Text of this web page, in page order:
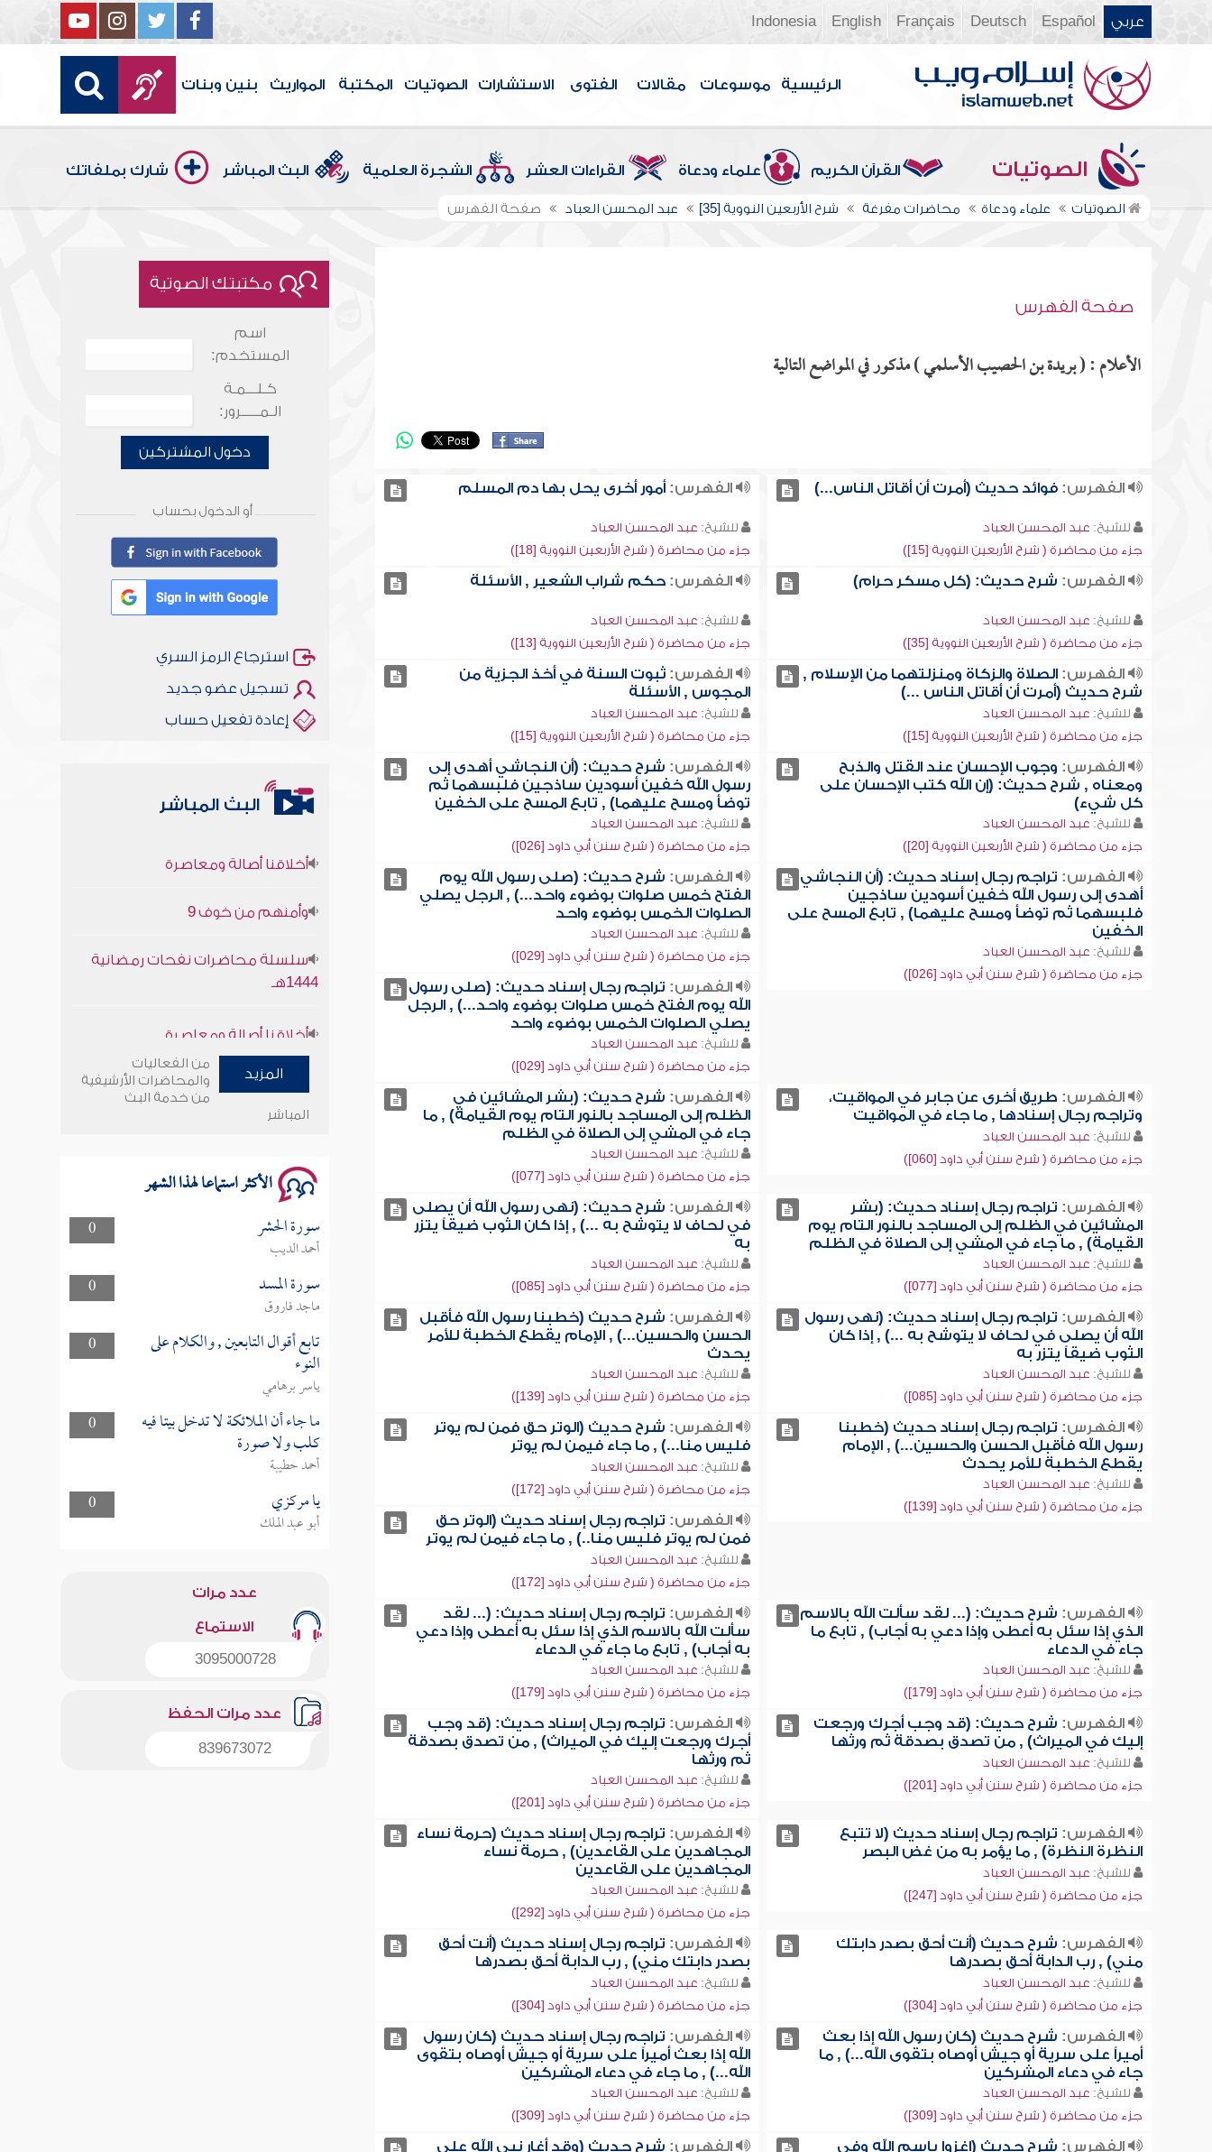
عربي Español
Deutsch
Français
English
Indonesia
الرئيسية موسوعات مقالات الفتوى الاستشارات الصوتيات المكتبة المواريث بنين وبنات
الصوتيات القرآن الكريم علماء ودعاة القراءات العشر الشجرة العلمية البث المباشر شارك بملفاتك
الصوتيات علماء ودعاة محاضرات مفرغة شرح الأربعين النووية [35] عبد المحسن العباد صفحة الفهرس
صفحة الفهرس
الأعلام : ( بريدة بن الحصيب الأسلمي ) مذكور في المواضع التالية
الفهرس:فوائد حديث (أمرت أن أقاتل الناس...)
للشيخ: عبد المحسن العباد
جزء من محاضرة ( شرح الأربعين النووية [15])
الفهرس: أمور أخرى يحل بها دم المسلم
للشيخ: عبد المحسن العباد
جزء من محاضرة ( شرح الأربعين النووية [18])
الفهرس: شرح حديث: (كل مسكر حرام)
للشيخ: عبد المحسن العباد
جزء من محاضرة ( شرح الأربعين النووية [35])
الفهرس: حكم شراب الشعير , الأسئلة
للشيخ: عبد المحسن العباد
جزء من محاضرة ( شرح الأربعين النووية [13])
الفهرس:الصلاة والزكاة ومنزلتهما من الإسلام ,
شرح حديث (أمرت أن أقاتل الناس ...)
للشيخ: عبد المحسن العباد
جزء من محاضرة ( شرح الأربعين النووية [15])
الفهرس: ثبوت السنة في أخذ الجزية من
المجوس , الأسئلة
للشيخ: عبد المحسن العباد
جزء من محاضرة ( شرح الأربعين النووية [15])
الفهرس: وجوب الإحسان عند القتل والذبح
ومعناه , شرح حديث: (إن الله كتب الإحسان على
كل شيء)
للشيخ: عبد المحسن العباد
جزء من محاضرة ( شرح الأربعين النووية [20])
الفهرس: شرح حديث: (أن النجاشي أهدى إلى
رسول الله خفين أسودين ساذجين فلبسهما ثم
توضأ ومسح عليهما) , تابع المسح على الخفين
للشيخ: عبد المحسن العباد
جزء من محاضرة ( شرح سنن أبي داود [026])
الفهرس: تراجم رجال إسناد حديث: (أن النجاشي
أهدى إلى رسول الله خفين أسودين ساذجين
فلبسهما ثم توضأ ومسح عليهما) , تابع المسح على
الخفين
للشيخ: عبد المحسن العباد
جزء من محاضرة ( شرح سنن أبي داود [026])
الفهرس: شرح حديث: (صلى رسول الله يوم
الفتح خمس صلوات بوضوء واحد...) , الرجل يصلي
الصلوات الخمس بوضوء واحد
للشيخ: عبد المحسن العباد
جزء من محاضرة ( شرح سنن أبي داود [029])
الفهرس: تراجم رجال إسناد حديث: (صلى رسول
الله يوم الفتح خمس صلوات بوضوء واحد...) , الرجل
يصلي الصلوات الخمس بوضوء واحد
للشيخ: عبد المحسن العباد
جزء من محاضرة ( شرح سنن أبي داود [029])
الفهرس: طريق أخرى عن جابر في المواقيت،
وتراجم رجال إسنادها , ما جاء في المواقيت
للشيخ: عبد المحسن العباد
جزء من محاضرة ( شرح سنن أبي داود [060])
الفهرس: شرح حديث: (بشر المشائين في
الظلم إلى المساجد بالنور التام يوم القيامة) , ما
جاء في المشي إلى الصلاة في الظلم
للشيخ: عبد المحسن العباد
جزء من محاضرة ( شرح سنن أبي داود [077])
الفهرس: تراجم رجال إسناد حديث: (بشر
المشائين في الظلم إلى المساجد بالنور التام يوم
القيامة) , ما جاء في المشي إلى الصلاة في الظلم
للشيخ: عبد المحسن العباد
جزء من محاضرة ( شرح سنن أبي داود [077])
الفهرس: شرح حديث: (نهى رسول الله أن يصلى
في لحاف لا يتوشح به ...) , إذا كان الثوب ضيقاً يتزر
به
للشيخ: عبد المحسن العباد
جزء من محاضرة ( شرح سنن أبي داود [085])
الفهرس: تراجم رجال إسناد حديث: (نهى رسول
الله أن يصلى في لحاف لا يتوشح به ...) , إذا كان
الثوب ضيقاً يتزر به
للشيخ: عبد المحسن العباد
جزء من محاضرة ( شرح سنن أبي داود [085])
الفهرس: شرح حديث (خطبنا رسول الله فأقبل
الحسن والحسين...) , الإمام يقطع الخطبة للأمر
يحدث
للشيخ: عبد المحسن العباد
جزء من محاضرة ( شرح سنن أبي داود [139])
الفهرس: تراجم رجال إسناد حديث (خطبنا
رسول الله فأقبل الحسن والحسين...) , الإمام
يقطع الخطبة للأمر يحدث
للشيخ: عبد المحسن العباد
جزء من محاضرة ( شرح سنن أبي داود [139])
الفهرس: شرح حديث (الوتر حق فمن لم يوتر
فليس منا...) , ما جاء فيمن لم يوتر
للشيخ: عبد المحسن العباد
جزء من محاضرة ( شرح سنن أبي داود [172])
الفهرس: تراجم رجال إسناد حديث (الوتر حق
فمن لم يوتر فليس منا..) , ما جاء فيمن لم يوتر
للشيخ: عبد المحسن العباد
جزء من محاضرة ( شرح سنن أبي داود [172])
الفهرس: شرح حديث: (... لقد سألت الله بالاسم
الذي إذا سئل به أعطى وإذا دعي به أجاب) , تابع ما
جاء في الدعاء
للشيخ: عبد المحسن العباد
جزء من محاضرة ( شرح سنن أبي داود [179])
الفهرس: تراجم رجال إسناد حديث: (... لقد
سألت الله بالاسم الذي إذا سئل به أعطى وإذا دعي
به أجاب) , تابع ما جاء في الدعاء
للشيخ: عبد المحسن العباد
جزء من محاضرة ( شرح سنن أبي داود [179])
الفهرس: شرح حديث: (قد وجب أجرك ورجعت
إليك في الميراث) , من تصدق بصدقة ثم ورثها
للشيخ: عبد المحسن العباد
جزء من محاضرة ( شرح سنن أبي داود [201])
الفهرس: تراجم رجال إسناد حديث: (قد وجب
أجرك ورجعت إليك في الميراث) , من تصدق بصدقة
ثم ورثها
للشيخ: عبد المحسن العباد
جزء من محاضرة ( شرح سنن أبي داود [201])
الفهرس: تراجم رجال إسناد حديث (لا تتبع
النظرة النظرة) , ما يؤمر به من غض البصر
للشيخ: عبد المحسن العباد
جزء من محاضرة ( شرح سنن أبي داود [247])
الفهرس: تراجم رجال إسناد حديث (حرمة نساء
المجاهدين على القاعدين) , حرمة نساء
المجاهدين على القاعدين
للشيخ: عبد المحسن العباد
جزء من محاضرة ( شرح سنن أبي داود [292])
الفهرس: شرح حديث (أنت أحق بصدر دابتك
مني) , رب الدابة أحق بصدرها
للشيخ: عبد المحسن العباد
جزء من محاضرة ( شرح سنن أبي داود [304])
الفهرس: تراجم رجال إسناد حديث (أنت أحق
بصدر دابتك مني) , رب الدابة أحق بصدرها
للشيخ: عبد المحسن العباد
جزء من محاضرة ( شرح سنن أبي داود [304])
الفهرس: شرح حديث (كان رسول الله إذا بعث
أميراً على سرية أو جيش أوصاه بتقوى الله...) , ما
جاء في دعاء المشركين
للشيخ: عبد المحسن العباد
جزء من محاضرة ( شرح سنن أبي داود [309])
الفهرس: تراجم رجال إسناد حديث (كان رسول
الله إذا بعث أميراً على سرية أو جيش أوصاه بتقوى
الله...) , ما جاء في دعاء المشركين
للشيخ: عبد المحسن العباد
جزء من محاضرة ( شرح سنن أبي داود [309])
الفهرس: شرح حديث (اغزوا باسم الله وفي
الفهرس: شرح حديث (وقد أغار نبي الله على
مكتبتك الصوتية
اسم
المستخدم:
كـلـــمـة
الـمـــــرور:
دخول المشتركين
أو الدخول بحساب
استرجاع الرمز السري
تسجيل عضو جديد
إعادة تفعيل حساب
البث المباشر
1444هـ
سلسلة محاضرات نفحات رمضانية
1444هـ
المزيد
من الفعاليات
والمحاضرات الأرشيفية
من خدمة البث
المباشر
الأكثر استماعا لهذا الشهر
0 سورة الحشر
أحمد الديب
0
سورة المسد
ماجد فاروق
0
تابع أقوال التابعين , والكلام على
النوء
ياسر برهامي
0
ما جاء أن الملائكة لا تدخل بيتا فيه
كلب ولا صورة
أحمد حطيبة
0
يا مركزي
أبو عبد الملك
عدد مرات
الاستماع
3095000728
عدد مرات الحفظ
839673072